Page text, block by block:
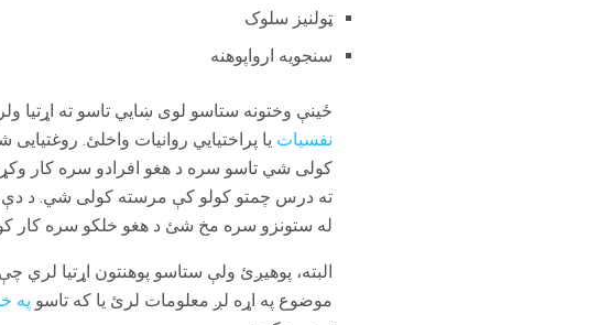
ټولنیز سلوک
سنجویه ارواپوهنه
ځینې ​​وختونه ستاسو لوی ښایي تاسو ته اړتیا
نفسیات یا پراختیایي روانيات واخلئ.
کولی شي تاسو سره د هغو افرادو سره کار
ته درس چمتو کولو کې مرسته کولی شي. د دې
له ستونزو سره مخ شئ د هغو خلکو سره کار
البته، پوهیږئ ولې ستاسو پوهنتون اړتیا
موضوع په اړه لږ معلومات لرئ یا که تاسو په